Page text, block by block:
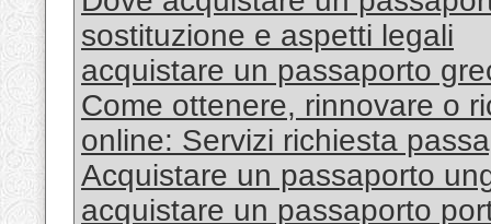
sostituzione e aspetti legali
acquistare un passaporto
Come ottenere, rinnovare o
online: Servizi richiesta
Acquistare un passaporto
acquistare un passaporto